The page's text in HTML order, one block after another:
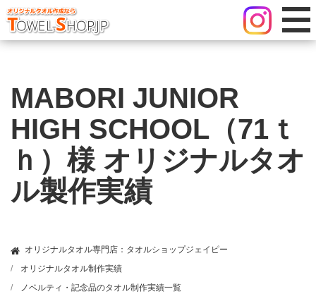
MABORI JUNIOR
HIGH SCHOOL（71ｔ
ｈ）様 オリジナルタオ
ル製作実績
オリジナルタオル専門店：タオルショップジェイピー
オリジナルタオル制作実績
ノベルティ・記念品のタオル制作実績一覧